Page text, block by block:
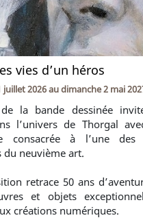
vies d’un héros
juillet 2026audimanche 2 mai
la bande dessinée
l’univers de Thorgal
consacrée à l’une
du neuvième art.
retrace 50 ans
et objets
créations numériques.